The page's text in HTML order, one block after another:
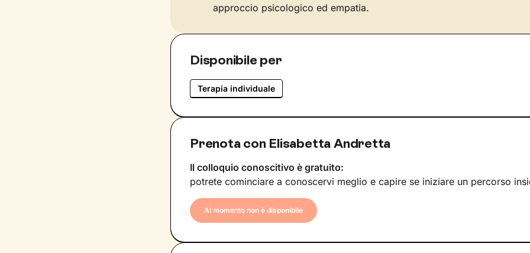
approccio psicologico ed empatia.
Disponibile per
Terapia individuale
Prenota con Elisabetta Andretta
Il colloquio conoscitivo è gratuito:
potrete cominciare a conoscervi meglio e capire se iniziare un percorso
Al momento non è disponibile